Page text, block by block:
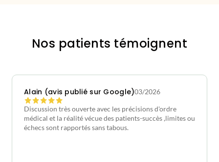
Nos patients témoignent
Alain (avis publié sur Google)03/2026
Discussion très ouverte avec les précisions d'ordre
médical et la réalité vécue des patients-succès ,limites ou
échecs sont rapportés sans tabous.